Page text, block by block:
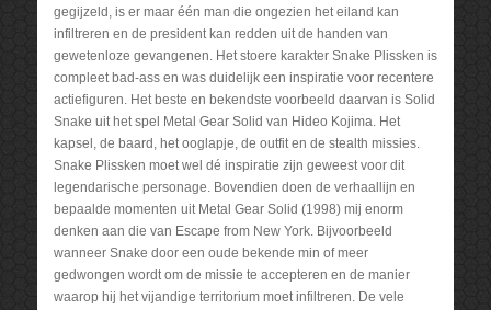
gegijzeld, is er maar één man die ongezien het eiland kan
infiltreren en de president kan redden uit de handen van
gewetenloze gevangenen. Het stoere karakter Snake Plissken is
compleet bad-ass en was duidelijk een inspiratie voor recentere
actiefiguren. Het beste en bekendste voorbeeld daarvan is Solid
Snake uit het spel Metal Gear Solid van Hideo Kojima. Het
kapsel, de baard, het ooglapje, de outfit en de stealth missies.
Snake Plissken moet wel dé inspiratie zijn geweest voor dit
legendarische personage. Bovendien doen de verhaallijn en
bepaalde momenten uit Metal Gear Solid (1998) mij enorm
denken aan die van Escape from New York. Bijvoorbeeld
wanneer Snake door een oude bekende min of meer
gedwongen wordt om de missie te accepteren en de manier
waarop hij het vijandige territorium moet infiltreren. De vele